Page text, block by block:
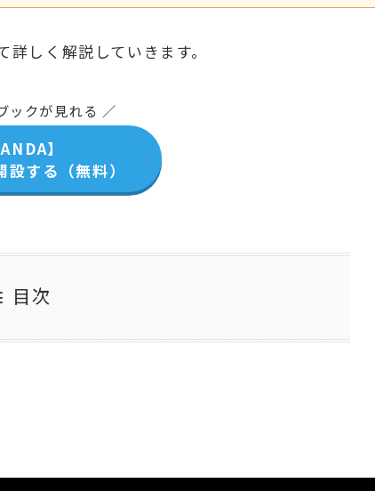
しく解説していきます。
ックが見れる ／
】
する（無料）
目次